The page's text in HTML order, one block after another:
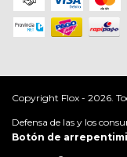
Copyright Flox - 2026.
Defensa de las y los
Botón de